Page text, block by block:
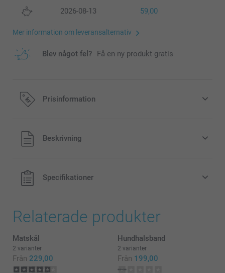
2026-08-13 59,00
Mer information om leveransalternativ
Blev något fel? Få en ny produkt gratis
Prisinformation
Alla priser är i svenska kronor (SEK), inklusive moms och
exklusive porto.
Beskrivning
Specifikationer
Relaterade produkter
Matskål
2 varianter
Från 229,00
Hundhalsband
2 varianter
Från 199,00